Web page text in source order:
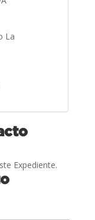
La
Expediente.